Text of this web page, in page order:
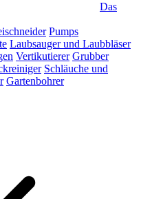
Das
Pumps
Laubsauger und Laubbläser
Vertikutierer Grubber
Schläuche und
Gartenbohrer